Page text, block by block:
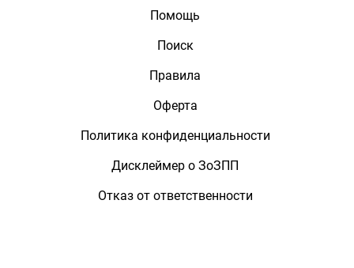
Помощь
Поиск
Правила
Оферта
Политика конфиденциальности
Дисклеймер о ЗоЗПП
Отказ от ответственности